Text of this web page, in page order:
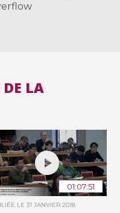
DE LA
01:07:51
LE 31 JANVIER 2018